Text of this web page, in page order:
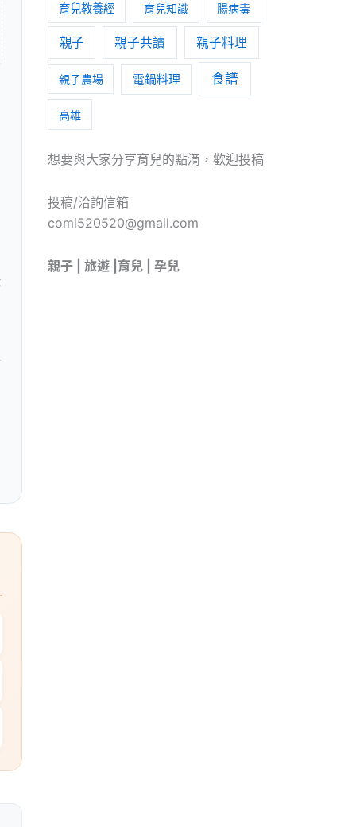
育兒教養經 育兒知識 腸病毒
親子 親子共讀 親子料理
親子農場 電鍋料理 食譜
高雄
想要與大家分享育兒的點滴，歡迎投稿
投稿/洽詢信箱
comi520520@gmail.com
親子 | 旅遊 |育兒 | 孕兒